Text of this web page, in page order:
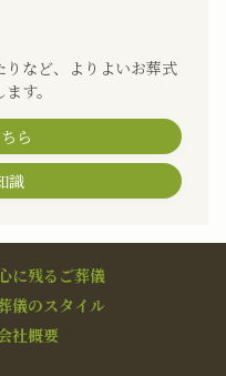
りなど、よりよいお葬式
す。
ら
識
に残るご葬儀
儀のスタイル
社概要